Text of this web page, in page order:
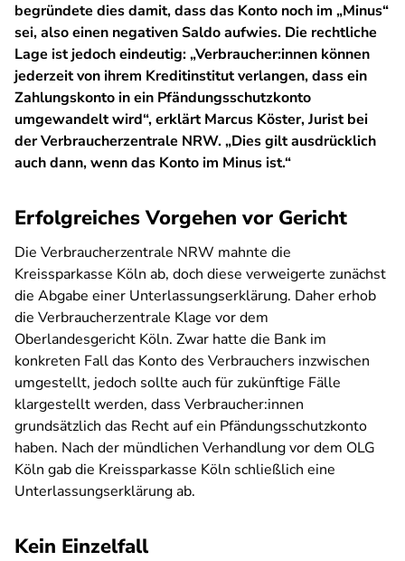
begründete dies damit, dass das Konto noch im „Minus“
sei, also einen negativen Saldo aufwies. Die rechtliche
Lage ist jedoch eindeutig: „Verbraucher:innen können
jederzeit von ihrem Kreditinstitut verlangen, dass ein
Zahlungskonto in ein Pfändungsschutzkonto
umgewandelt wird“, erklärt Marcus Köster, Jurist bei
der Verbraucherzentrale NRW. „Dies gilt ausdrücklich
auch dann, wenn das Konto im Minus ist.“
Erfolgreiches Vorgehen vor Gericht
Die Verbraucherzentrale NRW mahnte die
Kreissparkasse Köln ab, doch diese verweigerte zunächst
die Abgabe einer Unterlassungserklärung. Daher erhob
die Verbraucherzentrale Klage vor dem
Oberlandesgericht Köln. Zwar hatte die Bank im
konkreten Fall das Konto des Verbrauchers inzwischen
umgestellt, jedoch sollte auch für zukünftige Fälle
klargestellt werden, dass Verbraucher:innen
grundsätzlich das Recht auf ein Pfändungsschutzkonto
haben. Nach der mündlichen Verhandlung vor dem OLG
Köln gab die Kreissparkasse Köln schließlich eine
Unterlassungserklärung ab.
Kein Einzelfall